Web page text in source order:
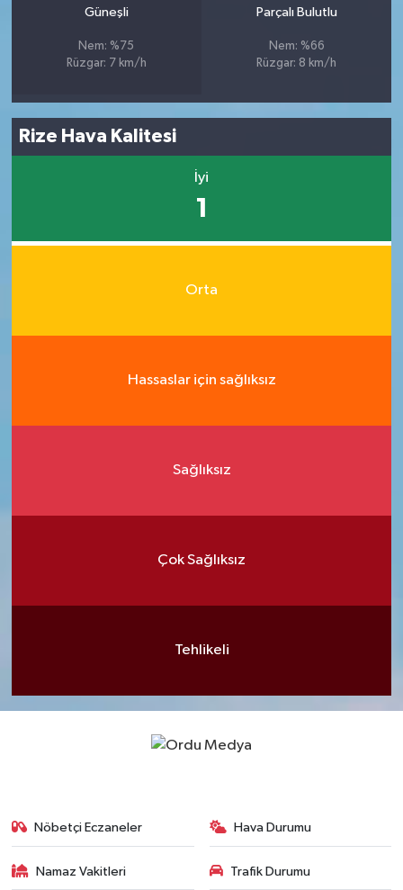
Güneşli
Nem: %75
Rüzgar: 7 km/h
Parçalı Bulutlu
Nem: %66
Rüzgar: 8 km/h
Rize Hava Kalitesi
İyi
1
Orta
Hassaslar için sağlıksız
Sağlıksız
Çok Sağlıksız
Tehlikeli
Nöbetçi Eczaneler Hava Durumu
Namaz Vakitleri Trafik Durumu